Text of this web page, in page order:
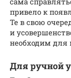
привело к
Те в свою
и
необходим для
Для ручной